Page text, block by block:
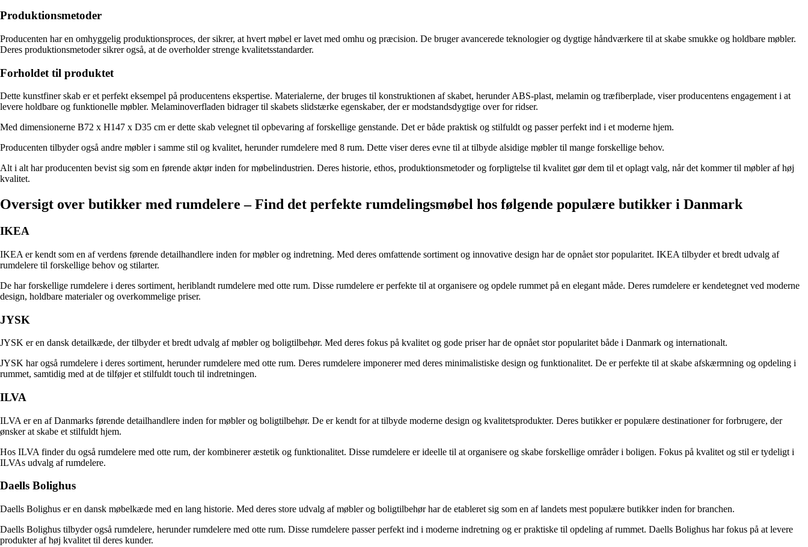
Produktionsmetoder
Producenten har en omhyggelig produktionsproces, der sikrer, at hvert møbel er lavet med omhu og præcision. De bruger avancerede teknologier og dygtige håndværkere til at skabe smukke og holdbare møbler.
Deres produktionsmetoder sikrer også, at de overholder strenge kvalitetsstandarder.
Forholdet til produktet
Dette kunstfiner skab er et perfekt eksempel på producentens ekspertise. Materialerne, der bruges til konstruktionen af skabet, herunder ABS-plast, melamin og træfiberplade, viser producentens engagement i at
levere holdbare og funktionelle møbler. Melaminoverfladen bidrager til skabets slidstærke egenskaber, der er modstandsdygtige over for ridser.
Med dimensionerne B72 x H147 x D35 cm er dette skab velegnet til opbevaring af forskellige genstande. Det er både praktisk og stilfuldt og passer perfekt ind i et moderne hjem.
Producenten tilbyder også andre møbler i samme stil og kvalitet, herunder rumdelere med 8 rum. Dette viser deres evne til at tilbyde alsidige møbler til mange forskellige behov.
Alt i alt har producenten bevist sig som en førende aktør inden for møbelindustrien. Deres historie, ethos, produktionsmetoder og forpligtelse til kvalitet gør dem til et oplagt valg, når det kommer til møbler af høj
kvalitet.
Oversigt over butikker med rumdelere – Find det perfekte rumdelingsmøbel hos følgende populære butikker i Danmark
IKEA
IKEA er kendt som en af verdens førende detailhandlere inden for møbler og indretning. Med deres omfattende sortiment og innovative design har de opnået stor popularitet. IKEA tilbyder et bredt udvalg af
rumdelere til forskellige behov og stilarter.
De har forskellige rumdelere i deres sortiment, heriblandt rumdelere med otte rum. Disse rumdelere er perfekte til at organisere og opdele rummet på en elegant måde. Deres rumdelere er kendetegnet ved moderne
design, holdbare materialer og overkommelige priser.
JYSK
JYSK er en dansk detailkæde, der tilbyder et bredt udvalg af møbler og boligtilbehør. Med deres fokus på kvalitet og gode priser har de opnået stor popularitet både i Danmark og internationalt.
JYSK har også rumdelere i deres sortiment, herunder rumdelere med otte rum. Deres rumdelere imponerer med deres minimalistiske design og funktionalitet. De er perfekte til at skabe afskærmning og opdeling i
rummet, samtidig med at de tilføjer et stilfuldt touch til indretningen.
ILVA
ILVA er en af Danmarks førende detailhandlere inden for møbler og boligtilbehør. De er kendt for at tilbyde moderne design og kvalitetsprodukter. Deres butikker er populære destinationer for forbrugere, der
ønsker at skabe et stilfuldt hjem.
Hos ILVA finder du også rumdelere med otte rum, der kombinerer æstetik og funktionalitet. Disse rumdelere er ideelle til at organisere og skabe forskellige områder i boligen. Fokus på kvalitet og stil er tydeligt i
ILVAs udvalg af rumdelere.
Daells Bolighus
Daells Bolighus er en dansk møbelkæde med en lang historie. Med deres store udvalg af møbler og boligtilbehør har de etableret sig som en af landets mest populære butikker inden for branchen.
Daells Bolighus tilbyder også rumdelere, herunder rumdelere med otte rum. Disse rumdelere passer perfekt ind i moderne indretning og er praktiske til opdeling af rummet. Daells Bolighus har fokus på at levere
produkter af høj kvalitet til deres kunder.